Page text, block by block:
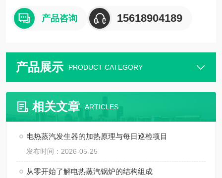
产品咨询 15618904189
产品展示 PRODUCT CATEGORY
相关文章 ARTICLES
电热蒸汽发生器的加热原理与每日巡检项目
发布时间：2026-05-25
从零开始了解电热蒸汽锅炉的结构组成